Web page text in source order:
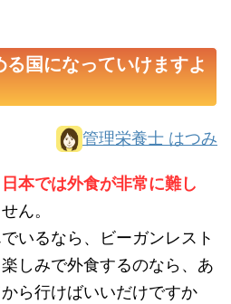
る国になっていけますよ
管理栄養士 はつみ
本では外食が非常に難し
ん。
いるなら、ビーガンレスト
しみで外食するのなら、あ
ら行けばいいだけですか